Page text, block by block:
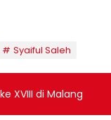
Syaiful Saleh
XVIII di Malang